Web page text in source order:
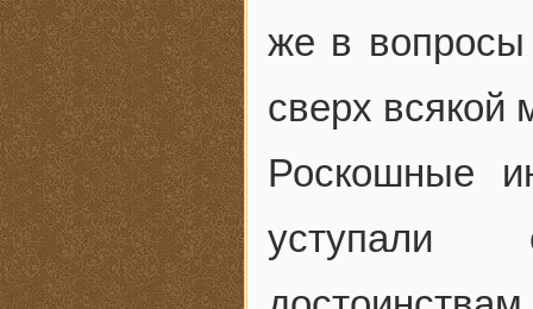
же в вопросы
сверх всякой
Роскошные
уступали